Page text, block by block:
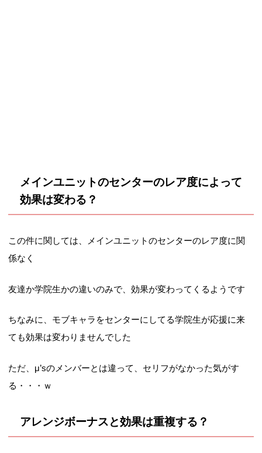
メインユニットのセンターのレア度によって
効果は変わる？
この件に関しては、メインユニットのセンターのレア度に関
係なく
友達か学院生かの違いのみで、効果が変わってくるようです
ちなみに、モブキャラをセンターにしてる学院生が応援に来
ても効果は変わりませんでした
ただ、μ’sのメンバーとは違って、セリフがなかった気がす
る・・・ｗ
アレンジボーナスと効果は重複する？